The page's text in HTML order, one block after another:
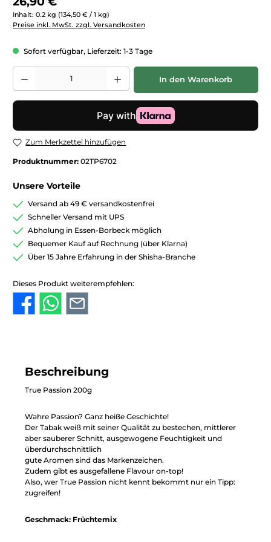
Inhalt: 0.2 kg (134,50 € / 1 kg)
Preise inkl. MwSt. zzgl. Versandkosten
Sofort verfügbar, Lieferzeit: 1-3 Tage
Produkt Anzahl: Gib den gewünschten Wert ein oder benutze die
In den Warenkorb
Zum Merkzettel hinzufügen
Produktnummer: 02TP6702
Unsere Vorteile
Versand ab 49 € versandkostenfrei
Schneller Versand mit UPS
Abholung in Essen-Borbeck möglich
Bequemer Kauf auf Rechnung (über Klarna)
Über 15 Jahre Erfahrung in der Shisha-Branche
Dieses Produkt weiterempfehlen:
Beschreibung
True Passion 200g
Wahre Passion? Ganz heiße Geschichte!
Der Tabak weiß mit seiner Qualität zu bestechen, mittlerer
aber sauberer Schnitt, ausgewogene Feuchtigkeit und
überdurchschnittlich
gute Aromen sind das Markenzeichen.
Zudem gibt es ausgefallene Flavour on-top!
Also, wer True Passion nicht kennt bekommt nur ein Tipp:
zugreifen!
Geschmack: Früchtemix